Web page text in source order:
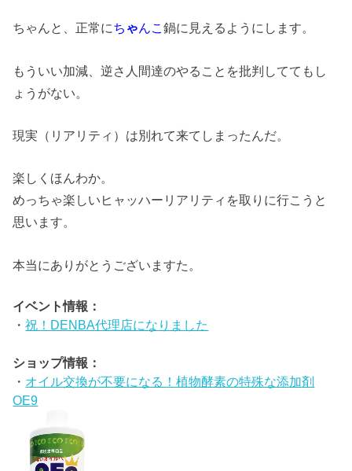
ちゃんと、正常にち ゃんこ鍋に見えるようにします。
もういい加減、逆さ人間達のやることを批判しててもし
ょうがない。
現実（リアリティ）は別れて来てしまったんだ。
楽しくほんわか。
めっちゃ楽しいヒャッハーリアリティを取りに行こうと
思います。
本当にありがとうございますた。
イベント情報：
・祝！DENBA代理店になりました
ショップ情報：
・ オイル交換が不要になる！植物酵素の特殊な添加剤
OE9